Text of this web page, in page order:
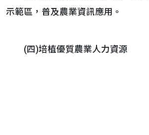
示範區，普及農業資訊應用。
(四)培植優質農業人力資源